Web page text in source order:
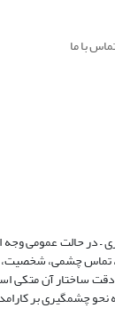
با ما
– در حالت عمومی
چشمی، شخصیت،
ساختار آن متکی
چشمگیری بر